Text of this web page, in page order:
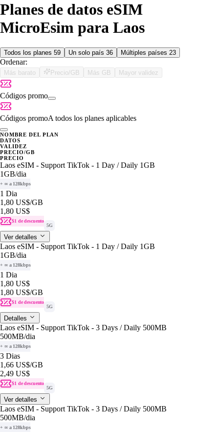
Planes de datos eSIM
MicroEsim para Laos
Todos los planes 59 Un solo país 36 Múltiples países 23
Ordenar:
Más barato Precio/GB Más GB Mayor validez
Códigos promo
Códigos promoA todos los planes aplicables
NOMBRE DEL PLAN
DATOS
VALIDEZ
PRECIO/GB
PRECIO
Laos eSIM - Support TikTok - 1 Day / Daily 1GB
1GB/dia
+ ∞ a 128kbps
1 Dia
1,80 US$/GB
1,80 US$
$1 de descuento
5G
Ver detalles
Laos eSIM - Support TikTok - 1 Day / Daily 1GB
1GB/dia
+ ∞ a 128kbps
1 Dia
1,80 US$
1,80 US$/GB
$1 de descuento
5G
Detalles
Laos eSIM - Support TikTok - 3 Days / Daily 500MB
500MB/dia
+ ∞ a 128kbps
3 Dias
1,66 US$/GB
2,49 US$
$1 de descuento
5G
Ver detalles
Laos eSIM - Support TikTok - 3 Days / Daily 500MB
500MB/dia
+ ∞ a 128kbps